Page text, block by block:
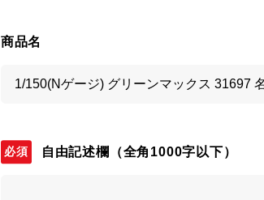
商品名
自由記述欄 （全角1000字以下）